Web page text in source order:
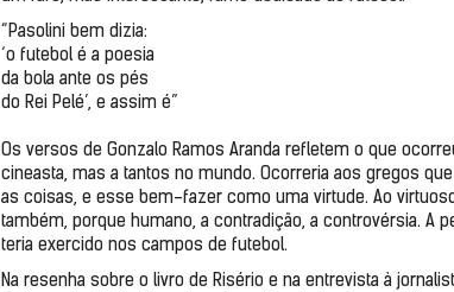
“Pasolini bem dizia:
‘o futebol é a poesia
da bola ante os pés
do Rei Pelé’, e assim é”
Os versos de Gonzalo Ramos Aranda refletem o que
cineasta, mas a tantos no mundo. Ocorreria aos gregos
as coisas, e esse bem-fazer como uma virtude. Ao
também, porque humano, a contradição, a controvérsia. A
teria exercido nos campos de futebol.
Na resenha sobre o livro de Risério e na entrevista à